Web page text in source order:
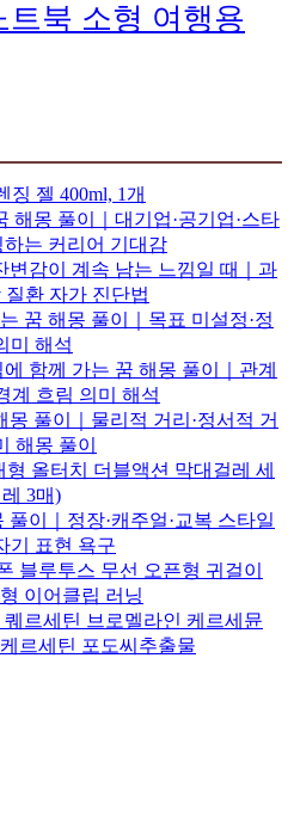
북 소형 여행용
젤 400ml, 1개
해몽 풀이｜대기업·공기업·스타
는 커리어 기대감
변감이 계속 남는 느낌일 때｜과
질환 자가 진단법
꿈 해몽 풀이｜목표 미설정·정
미 해석
함께 가는 꿈 해몽 풀이｜관계
계 흐림 의미 해석
풀이｜물리적 거리·정서적 거
해몽 풀이
올터치 더블액션 막대걸레 세
3매)
이｜정장·캐주얼·교복 스타일
기 표현 욕구
블루투스 무선 오픈형 귀걸이
이어클립 러닝
르세틴 브로멜라인 케르세뮨
르세틴 포도씨추출물